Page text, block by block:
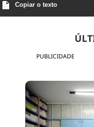
Copiar o texto
PUBLICIDADE